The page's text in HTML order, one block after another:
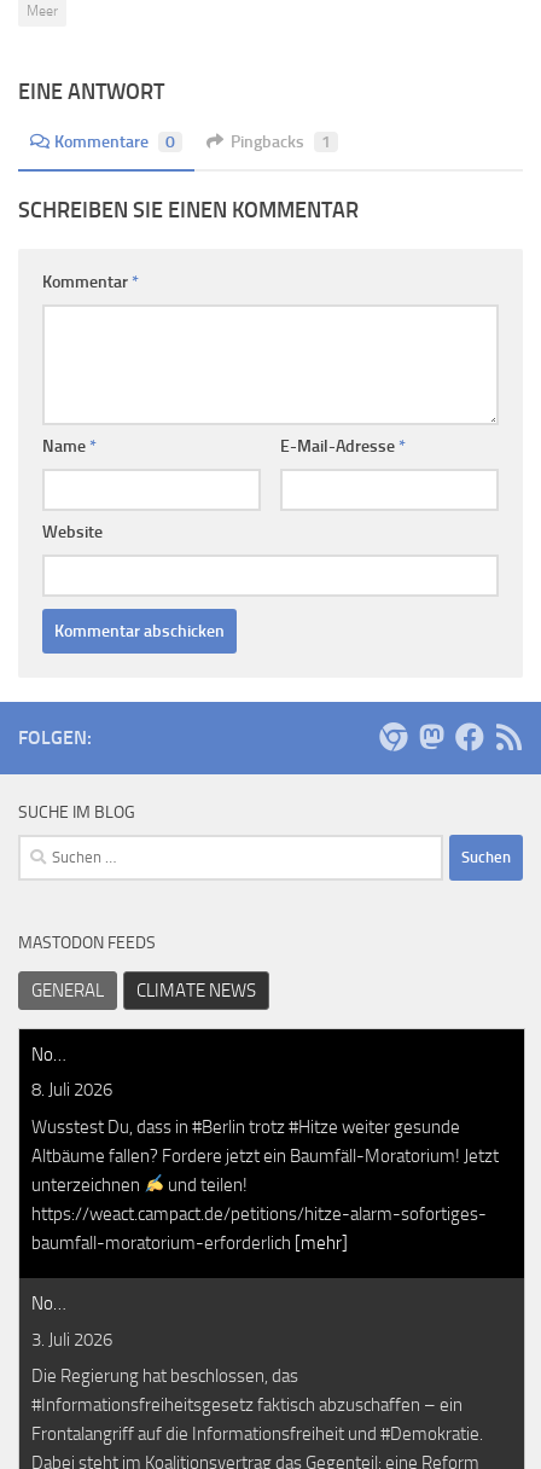
Meer
EINE ANTWORT
Kommentare 0 Pingbacks 1
SCHREIBEN SIE EINEN KOMMENTAR
Kommentar *
Name * E-Mail-Adresse *
Website
FOLGEN:
SUCHE IM BLOG
Suchen
nach:
MASTODON FEEDS
GENERAL CLIMATE NEWS
No…
8. Juli 2026
Wusstest Du, dass in #Berlin trotz #Hitze weiter gesunde
Altbäume fallen? Fordere jetzt ein Baumfäll-Moratorium! Jetzt
unterzeichnen
und teilen!
https://weact.campact.de/petitions/hitze-alarm-sofortiges-
baumfall-moratorium-erforderlich [mehr]
No…
3. Juli 2026
Die Regierung hat beschlossen, das
#Informationsfreiheitsgesetz faktisch abzuschaffen – ein
Frontalangriff auf die Informationsfreiheit und #Demokratie.
Dabei steht im Koalitionsvertrag das Gegenteil: eine Reform